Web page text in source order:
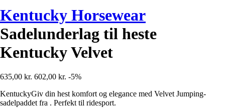
Kentucky Horsewear
Sadelunderlag til heste
Kentucky Velvet
635,00 kr. 602,00 kr. -5%
KentuckyGiv din hest komfort og elegance med Velvet Jumping-
sadelpaddet fra . Perfekt til ridesport.